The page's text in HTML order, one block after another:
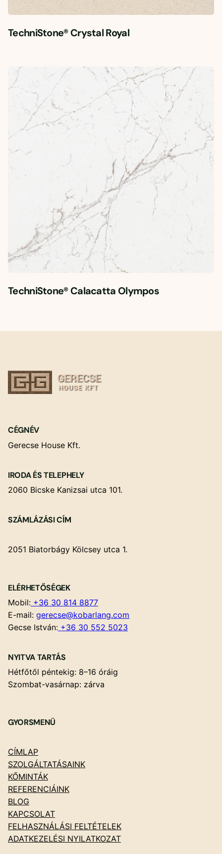
TechniStone® Crystal Royal
TechniStone® Calacatta Olympos
CÉGNÉV
Gerecse House Kft.
IRODA ÉS TELEPHELY
2060 Bicske Kanizsai utca 101.
SZÁMLÁZÁSI CÍM
2051 Biatorbágy Kölcsey utca 1.
ELÉRHETŐSÉGEK
Mobil: +36 30 814 8877
E-mail: gerecse@kobarlang.com
Gecse István: +36 30 552 5023
NYITVA TARTÁS
Hétfőtől péntekig: 8–16 óráig
Szombat-vasárnap: zárva
GYORSMENÜ
CÍMLAP
SZOLGÁLTATÁSAINK
KŐMINTÁK
REFERENCIÁINK
BLOG
KAPCSOLAT
FELHASZNÁLÁSI FELTÉTELEK
ADATKEZELÉSI NYILATKOZAT